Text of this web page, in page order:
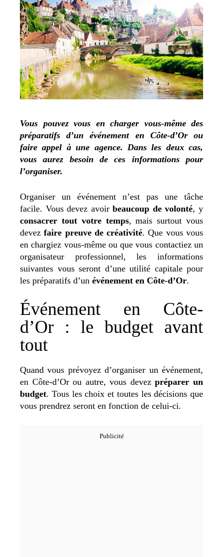
Vous pouvez vous en charger vous-même des
préparatifs d’un événement en Côte-d’Or ou
faire appel à une agence. Dans les deux cas,
vous aurez besoin de ces informations pour
l’organiser.
Organiser un événement n’est pas une tâche
facile. Vous devez avoirbeaucoup de volonté, y
consacrer tout votre temps, mais surtout vous
devezfaire preuve de créativité. Que vous vous
en chargiez vous-même ou que vous contactiez un
organisateur professionnel, les informations
suivantes vous seront d’une utilité capitale pour
les préparatifs d’un événement en Côte-d’Or.
Événement en Côte-
d’Or : le budget avant
tout
Quand vous prévoyez d’organiser un événement,
en Côte-d’Or ou autre, vous devezpréparer un
budget. Tous les choix et toutes les décisions que
vous prendrez seront en fonction de celui-ci.